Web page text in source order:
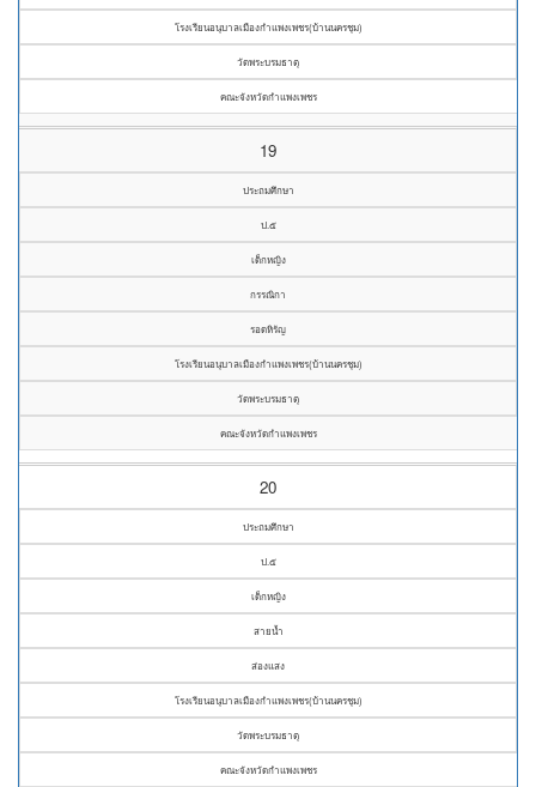
โรงเรียนอนุบาลเมืองกำแพงเพชร(บ้านนครชุม)
วัดพระบรมธาตุ
คณะจังหวัดกำแพงเพชร
19
ประถมศึกษา
ป.๕
เด็กหญิง
กรรณิกา
รอดหิรัญ
โรงเรียนอนุบาลเมืองกำแพงเพชร(บ้านนครชุม)
วัดพระบรมธาตุ
คณะจังหวัดกำแพงเพชร
20
ประถมศึกษา
ป.๕
เด็กหญิง
สายน้ำ
ส่องแสง
โรงเรียนอนุบาลเมืองกำแพงเพชร(บ้านนครชุม)
วัดพระบรมธาตุ
คณะจังหวัดกำแพงเพชร